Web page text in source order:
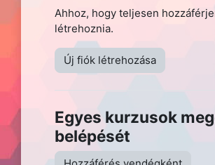
Ahhoz, hogy teljesen
létrehoznia.
Új fiók létrehozása
Egyes kurzusok
belépését